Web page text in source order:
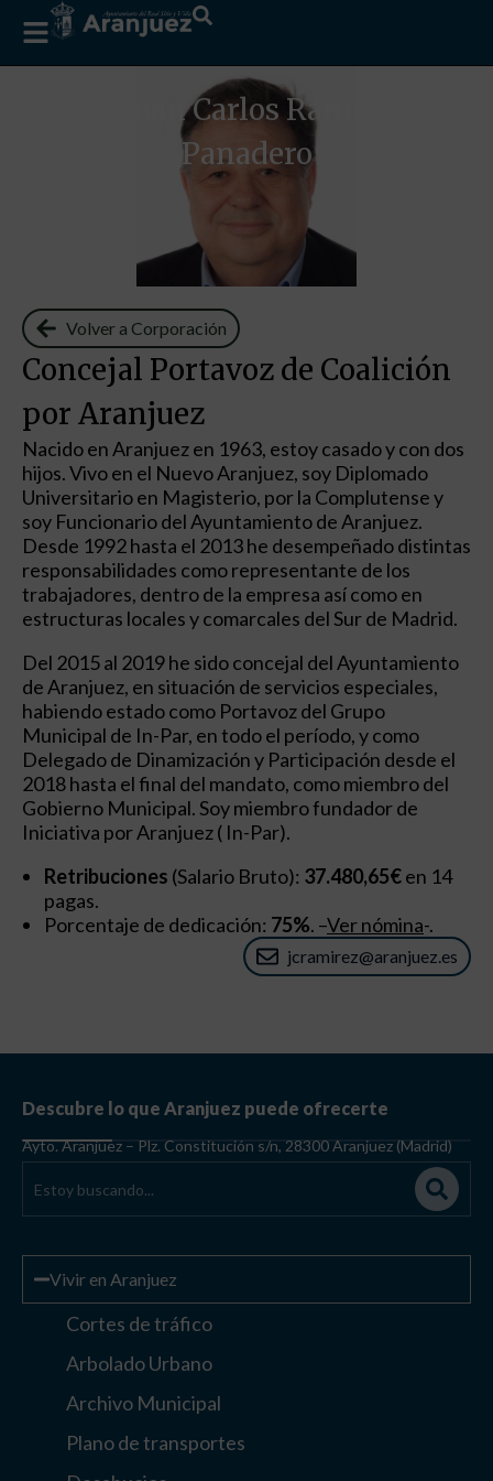
D. Juan Carlos Ramírez
Panadero
Volver a Corporación
Concejal Portavoz de Coalición
por Aranjuez
Nacido en Aranjuez en 1963, estoy casado y con dos
hijos. Vivo en el Nuevo Aranjuez, soy Diplomado
Universitario en Magisterio, por la Complutense y
soy Funcionario del Ayuntamiento de Aranjuez.
Desde 1992 hasta el 2013 he desempeñado distintas
responsabilidades como representante de los
trabajadores, dentro de la empresa así como en
estructuras locales y comarcales del Sur de Madrid.
Del 2015 al 2019 he sido concejal del Ayuntamiento
de Aranjuez, en situación de servicios especiales,
habiendo estado como Portavoz del Grupo
Municipal de In-Par, en todo el período, y como
Delegado de Dinamización y Participación desde el
2018 hasta el final del mandato, como miembro del
Gobierno Municipal. Soy miembro fundador de
Iniciativa por Aranjuez ( In-Par).
Retribuciones (Salario Bruto): 37.480,65€en 14
pagas.
Porcentaje de dedicación: 75%. –Ver nómina-.
jcramirez@aranjuez.es
Descubre lo que Aranjuez puede ofrecerte
Ayto. Aranjuez – Plz. Constitución s/n, 28300 Aranjuez (Madrid)
Vivir en Aranjuez
Cortes de tráfico
Arbolado Urbano
Archivo Municipal
Plano de transportes